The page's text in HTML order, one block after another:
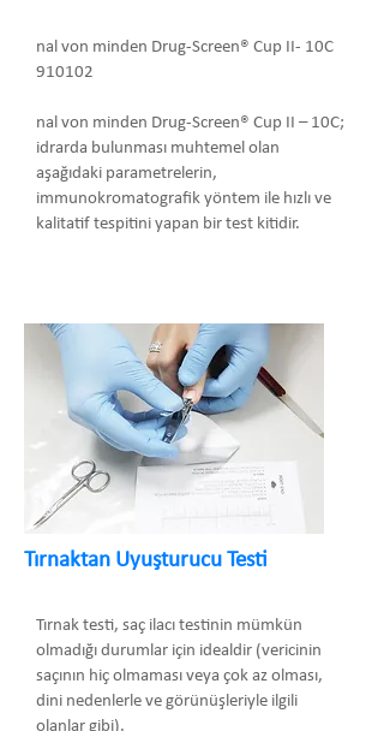
nal von minden Drug-Screen® Cup II- 10C
910102
nal von minden Drug-Screen® Cup II – 10C;
idrarda bulunması muhtemel olan
aşağıdaki parametrelerin,
immunokromatografik yöntem ile hızlı ve
kalitatif tespitini yapan bir test kitidir.
Tırnaktan Uyuşturucu Testi
Tırnak testi, saç ilacı testinin mümkün
olmadığı durumlar için idealdir (vericinin
saçının hiç olmaması veya çok az olması,
dini nedenlerle ve görünüşleriyle ilgili
olanlar gibi).